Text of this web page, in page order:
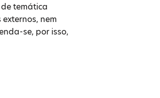
temática
nem
se, por isso,